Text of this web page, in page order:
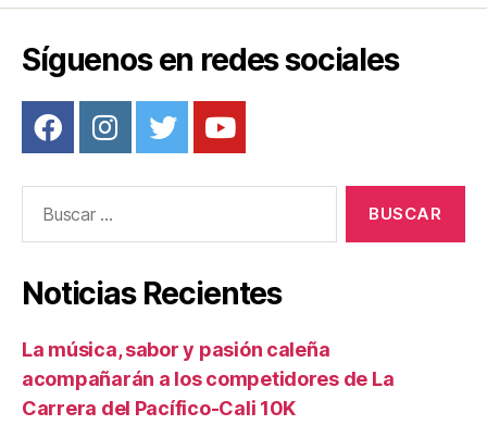
k
Síguenos en redes sociales
Noticias Recientes
La música, sabor y pasión caleña
acompañarán a los competidores de La
Carrera del Pacífico-Cali 10K